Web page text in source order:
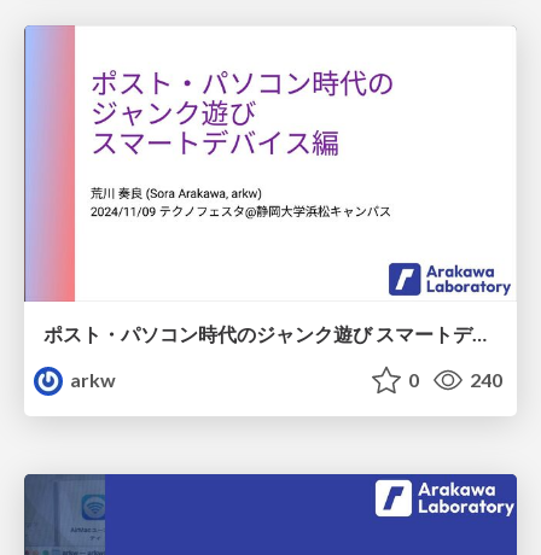
ポスト・パソコン時代のジャンク遊び スマートデバイス編
arkw
0 240